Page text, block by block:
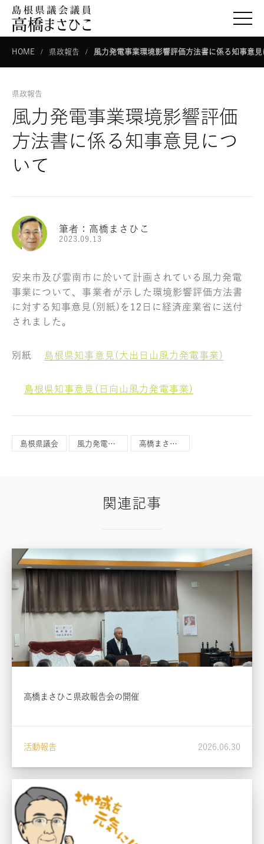
HOME 県政報告 風力発電事業環境影響評価方法書に係る知事意
県政報告
風力発電事業環境影響評価
方法書に係る知事意見につ
いて
筆者：高橋まさひこ
2023.09.13
安来市及び雲南市に於いて計画されている風力発電
事業について、事業者が示した環境影響評価方法書
に対する知事意見(別紙)を12日に経済産業省に送付
されました。
別紙 島根県知事意見(大出日山風力発電事業)
島根県知事意見(日向山風力発電事業)
島根県議会 風力発電事業 高橋まさひこ
関連記事
高橋まさひこ県政報告会の開催
活動報告 2026.06.30